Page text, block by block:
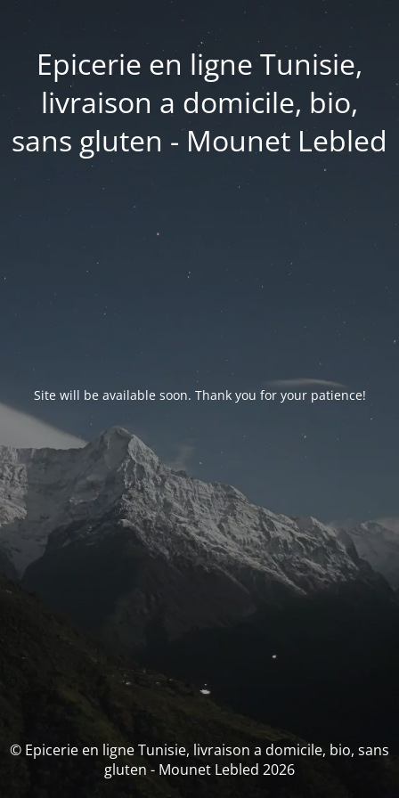
Epicerie en ligne Tunisie,
livraison a domicile, bio,
sans gluten - Mounet Lebled
Site will be available soon. Thank you for your patience!
© Epicerie en ligne Tunisie, livraison a domicile, bio, sans
gluten - Mounet Lebled 2026